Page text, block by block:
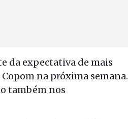
da expectativa de mais
na próxima semana.
também nos